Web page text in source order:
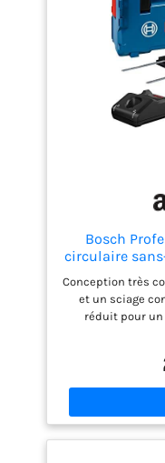
Bosch
circulaire
85 mm, avec
rapide GAL
Conception très
et un sciage
réduit pour un
de guidage
12V System.
Toutes les
outils Bosch
dans la même
12V-26, 2